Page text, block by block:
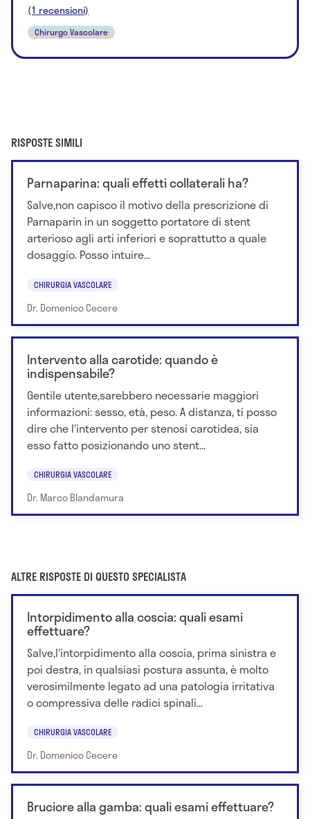
(1 recensioni)
Chirurgo Vascolare
RISPOSTE SIMILI
Parnaparina: quali effetti collaterali ha?
Salve,non capisco il motivo della prescrizione di
Parnaparin in un soggetto portatore di stent
arterioso agli arti inferiori e soprattutto a quale
dosaggio. Posso intuire...
CHIRURGIA VASCOLARE
Dr. Domenico Cecere
Intervento alla carotide: quando è
indispensabile?
Gentile utente,sarebbero necessarie maggiori
informazioni: sesso, età, peso. A distanza, ti posso
dire che l'intervento per stenosi carotidea, sia
esso fatto posizionando uno stent...
CHIRURGIA VASCOLARE
Dr. Marco Blandamura
ALTRE RISPOSTE DI QUESTO SPECIALISTA
Intorpidimento alla coscia: quali esami
effettuare?
Salve,l'intorpidimento alla coscia, prima sinistra e
poi destra, in qualsiasi postura assunta, è molto
verosimilmente legato ad una patologia irritativa
o compressiva delle radici spinali...
CHIRURGIA VASCOLARE
Dr. Domenico Cecere
Bruciore alla gamba: quali esami effettuare?